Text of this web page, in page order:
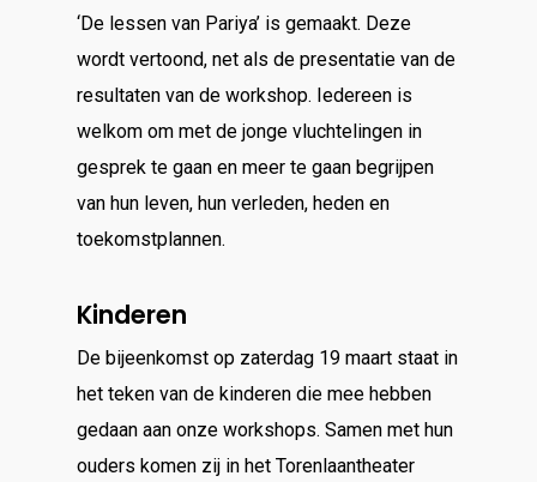
‘De lessen van Pariya’ is gemaakt. Deze
wordt vertoond, net als de presentatie van de
resultaten van de workshop. Iedereen is
welkom om met de jonge vluchtelingen in
gesprek te gaan en meer te gaan begrijpen
van hun leven, hun verleden, heden en
toekomstplannen.
Kinderen
De bijeenkomst op zaterdag 19 maart staat in
het teken van de kinderen die mee hebben
gedaan aan onze workshops. Samen met hun
ouders komen zij in het Torenlaantheater